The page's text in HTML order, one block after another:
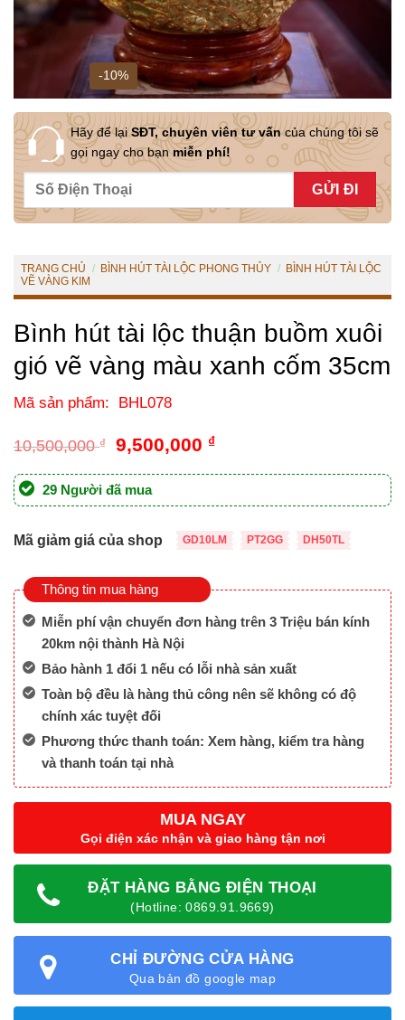
-10%
Hãy để lạiSĐT, chuyên viên tư vấncủa chúng tôi sẽ
gọi ngay cho bạnmiễn phí!
TRANG CHỦ / BÌNH HÚT TÀI LỘC PHONG THỦY / BÌNH HÚT TÀI LỘC
VẼ VÀNG KIM
Bình hút tài lộc thuận buồm xuôi
gió vẽ vàng màu xanh cốm 35cm
Mã sản phẩm: BHL078
10,500,000₫
Giá
là:
10,500,000 ₫.
9,500,000 ₫Giá
tại
là:
29 Người đã mua
Mã giảm giá của shop GD10LM PT2GG DH50TL
Thông tin mua hàng
Miễn phí vận chuyển đơn hàng trên 3 Triệu bán kính
20km nội thành Hà Nội
Bảo hành 1 đổi 1 nếu có lỗi nhà sản xuất
Toàn bộ đều là hàng thủ công nên sẽ không có độ
chính xác tuyệt đối
Phương thức thanh toán: Xem hàng, kiểm tra hàng
và thanh toán tại nhà
MUA NGAY
Gọi điện xác nhận và giao hàng tận nơi
ĐẶT HÀNG BẰNG ĐIỆN THOẠI
(Hotline: 0869.91.9669)
CHỈ ĐƯỜNG CỬA HÀNG
Qua bản đồ google map